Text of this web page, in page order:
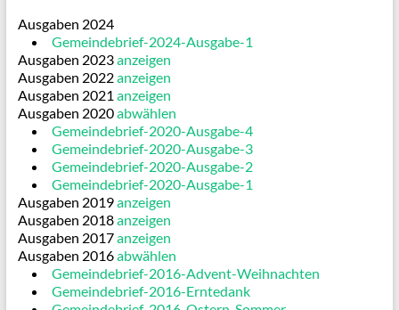
Ausgaben 2024
Gemeindebrief-2024-Ausgabe-1
Ausgaben 2023anzeigen
Ausgaben 2022anzeigen
Ausgaben 2021 anzeigen
Ausgaben 2020abwählen
Gemeindebrief-2020-Ausgabe-4
Gemeindebrief-2020-Ausgabe-3
Gemeindebrief-2020-Ausgabe-2
Gemeindebrief-2020-Ausgabe-1
Ausgaben 2019anzeigen
Ausgaben 2018anzeigen
Ausgaben 2017anzeigen
Ausgaben 2016abwählen
Gemeindebrief-2016-Advent-Weihnachten
Gemeindebrief-2016-Erntedank